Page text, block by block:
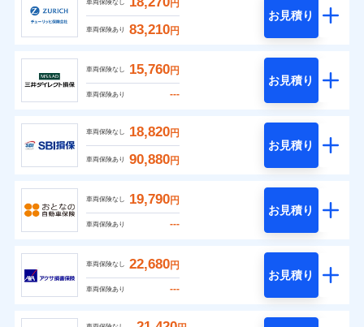
車両保険なし 円
車両保険あり 83,210円
お見積り
車両保険なし 15,760円
車両保険あり ---
お見積り
車両保険なし 18,820円
車両保険あり 90,880円
お見積り
車両保険なし 19,790円
車両保険あり ---
お見積り
車両保険なし 22,680円
車両保険あり ---
お見積り